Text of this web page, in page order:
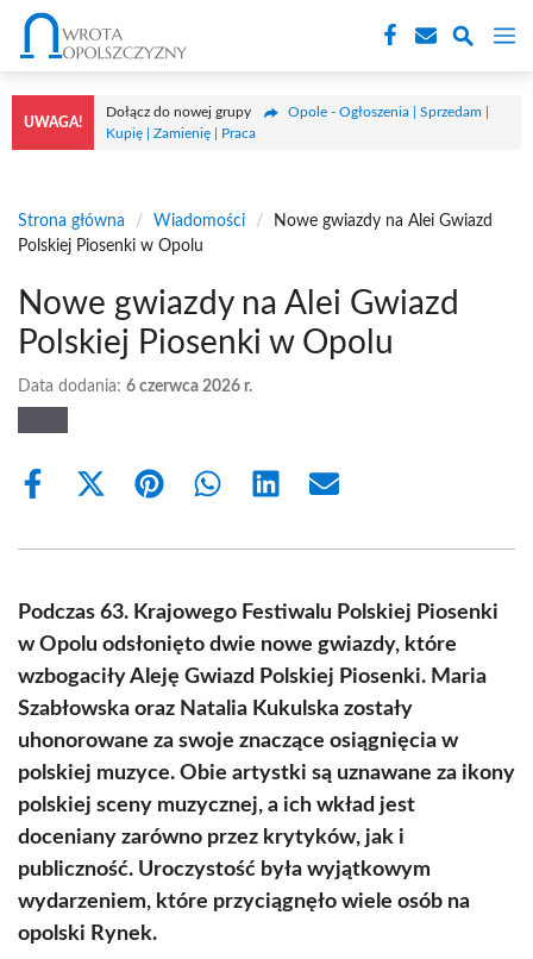
Przejdź
treści
UWAGA!
Dołącz do nowej grupy
Opole - Ogłoszenia | Sprzedam |
Kupię | Zamienię | Praca
Strona główna / Wiadomości /
Nowe gwiazdy na Alei Gwiazd
Polskiej Piosenki w Opolu
Nowe gwiazdy na Alei Gwiazd
Polskiej Piosenki w Opolu
Data dodania: 6 czerwca 2026 r.
Share
Share
(Twitter)
Share Share Share Share
Podczas 63. Krajowego Festiwalu Polskiej Piosenki
w Opolu odsłonięto dwie nowe gwiazdy, które
wzbogaciły Aleję Gwiazd Polskiej Piosenki. Maria
Szabłowska oraz Natalia Kukulska zostały
uhonorowane za swoje znaczące osiągnięcia w
polskiej muzyce. Obie artystki są uznawane za ikony
polskiej sceny muzycznej, a ich wkład jest
doceniany zarówno przez krytyków, jak i
publiczność. Uroczystość była wyjątkowym
wydarzeniem, które przyciągnęło wiele osób na
opolski Rynek.